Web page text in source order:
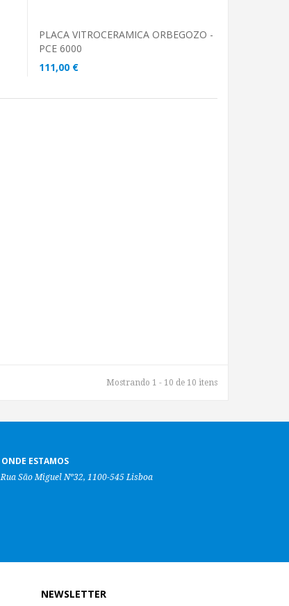
PLACA VITROCERAMICA ORBEGOZO -
PCE 6000
111,00 €
Mostrando 1 - 10 de 10 itens
ONDE ESTAMOS
Rua São Miguel Nº32, 1100-545 Lisboa
NEWSLETTER